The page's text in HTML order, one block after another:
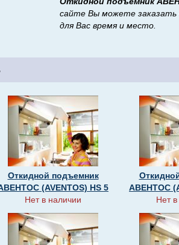
сайте Вы можете заказать
для Вас время и место.
Откидной подъемник
(AVENTOS) HS 5
Нет в наличии
АВЕНТОС
Нет